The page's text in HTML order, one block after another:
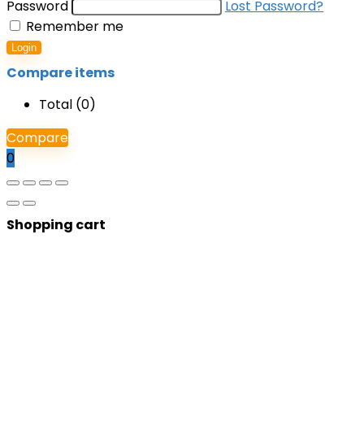
Password
Lost Password?
Remember me
Login
Compare items
Total (0)
Compare
0
Shopping cart